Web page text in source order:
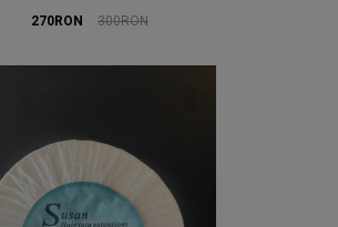
270RON 300RON